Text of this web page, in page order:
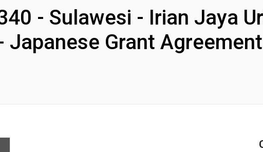
- Sulawesi - Irian Jaya
Japanese Grant Agreement